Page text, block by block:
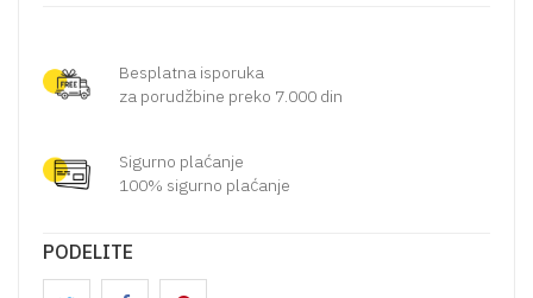
Besplatna isporuka
za porudžbine preko 7.000 din
Sigurno plaćanje
100% sigurno plaćanje
PODELITE